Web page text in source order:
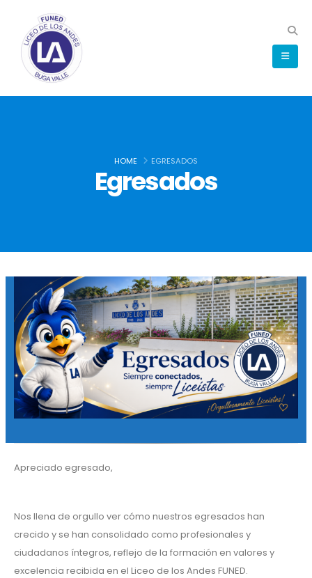
HOME EGRESADOS
Egresados
Apreciado egresado,
Nos llena de orgullo ver cómo nuestros egresados han
crecido y se han consolidado como profesionales y
ciudadanos íntegros, reflejo de la formación en valores y
excelencia recibida en el Liceo de los Andes FUNED.